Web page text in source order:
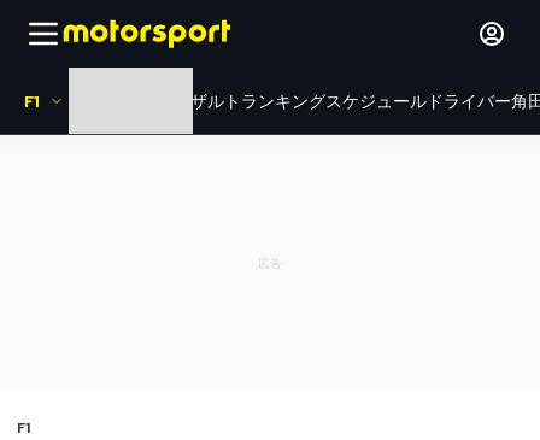
F1 リザルト ランキングスケジュール ドライバー角
F1